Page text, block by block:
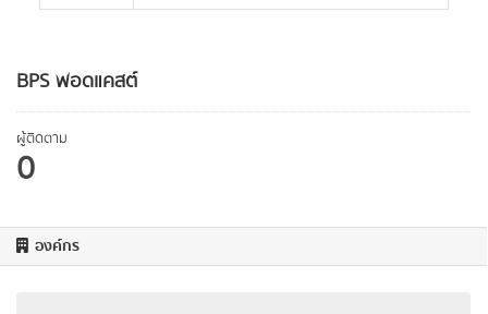
BPS พอดแคสต์
ผู้ติดตาม
0
องค์กร